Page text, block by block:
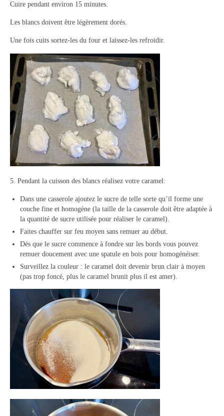
Cuire pendant environ 15 minutes.
Les blancs doivent être légèrement dorés.
Une fois cuits sortez-les du four et laissez-les refroidir.
5. Pendant la cuisson des blancs réalisez votre caramel:
Dans une casserole ajoutez le sucre de telle sorte qu’il forme une
couche fine et homogène (la taille de la casserole doit être adaptée à
la quantité de sucre utilisée pour réaliser le caramel).
Faites chauffer sur feu moyen sans remuer au début.
Dés que le sucre commence à fondre sur les bords vous pouvez
remuer doucement avec une spatule en bois pour homogénéiser.
Surveillez la couleur : le caramel doit devenir brun clair à moyen
(pas trop foncé, plus le caramel brunit plus il est amer).